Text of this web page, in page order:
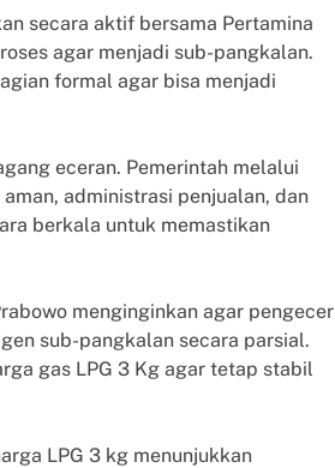
secara aktif bersama Pertamina
agar menjadi sub-pangkalan.
formal agar bisa menjadi
eceran. Pemerintah melalui
administrasi penjualan, dan
berkala untuk memastikan
menginginkan agar pengecer
sub-pangkalan secara parsial.
gas LPG 3 Kg agar tetap stabil
LPG 3 kg menunjukkan